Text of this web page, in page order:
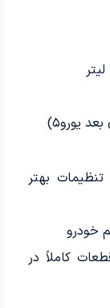
بهتر
خودرو
کاملاً در